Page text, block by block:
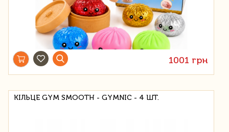
1001 грн
КІЛЬЦЕ GYM SMOOTH - GYMNIC - 4 ШТ.